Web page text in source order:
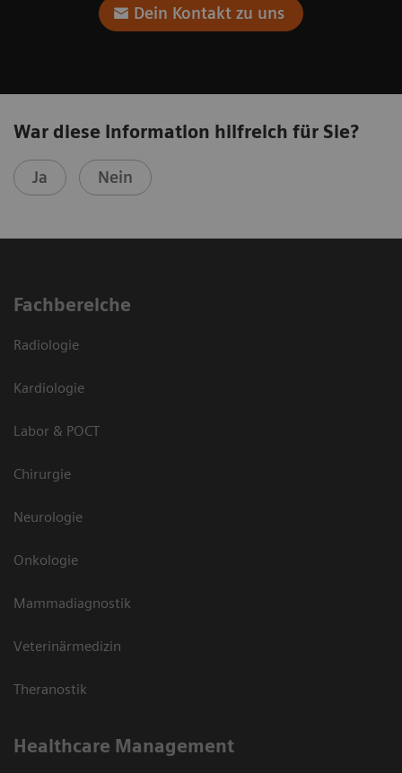
Dein Kontakt zu uns
War diese Information hilfreich für Sie?
Ja Nein
Fachbereiche
Radiologie
Kardiologie
Labor & POCT
Chirurgie
Neurologie
Onkologie
Mammadiagnostik
Veterinärmedizin
Theranostik
Healthcare Management